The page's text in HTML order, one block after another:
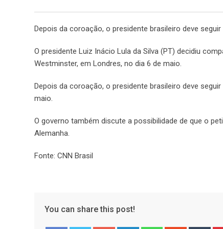
Depois da coroação, o presidente brasileiro deve
O presidente Luiz Inácio Lula da Silva (PT) decidiu
Westminster, em Londres, no dia 6 de maio.
Depois da coroação, o presidente brasileiro deve
maio.
O governo também discute a possibilidade de que o
Alemanha.
Fonte: CNN Brasil
You can share this post!